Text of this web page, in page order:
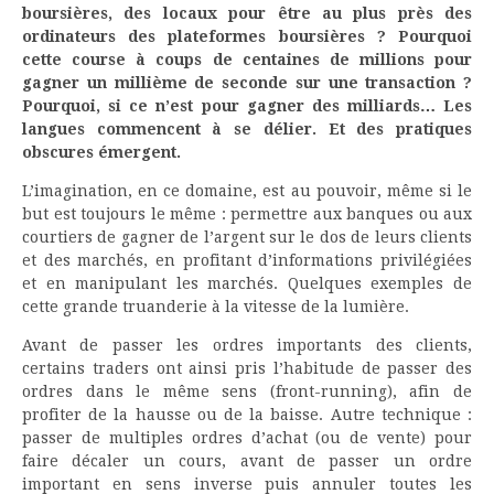
boursières, des locaux pour être au plus près des
ordinateurs des plateformes boursières ? Pourquoi
cette course à coups de centaines de millions pour
gagner un millième de seconde sur une transaction ?
Pourquoi, si ce n’est pour gagner des milliards… Les
langues commencent à se délier. Et des pratiques
obscures émergent.
L’imagination, en ce domaine, est au pouvoir, même si le
but est toujours le même : permettre aux banques ou aux
courtiers de gagner de l’argent sur le dos de leurs clients
et des marchés, en profitant d’informations privilégiées
et en manipulant les marchés. Quelques exemples de
cette grande truanderie à la vitesse de la lumière.
Avant de passer les ordres importants des clients,
certains traders ont ainsi pris l’habitude de passer des
ordres dans le même sens (front-running), afin de
profiter de la hausse ou de la baisse. Autre technique :
passer de multiples ordres d’achat (ou de vente) pour
faire décaler un cours, avant de passer un ordre
important en sens inverse puis annuler toutes les